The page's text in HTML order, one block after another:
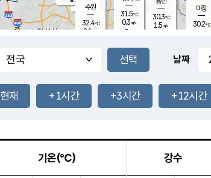
-mm
-mm
30.3℃
1.5m/s
29.4
℃
33.8℃
1.0m/s
-mm
마장
30.2℃
mm
-mm
31.5℃
0.3m/s
-
수원
32.4℃
2.1 m/s
날짜
현재 +1시간 +3시간 +12시간
기온(℃) 강수